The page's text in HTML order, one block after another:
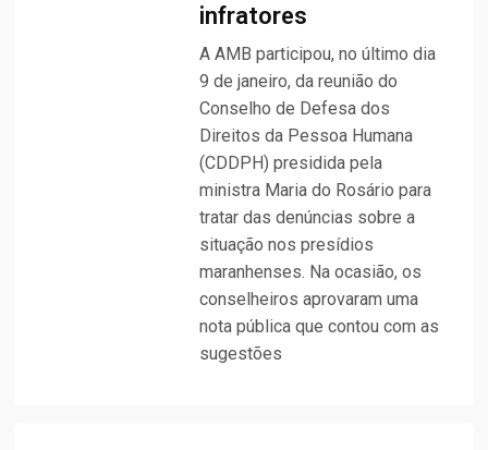
infratores
A AMB participou, no último dia
9 de janeiro, da reunião do
Conselho de Defesa dos
Direitos da Pessoa Humana
(CDDPH) presidida pela
ministra Maria do Rosário para
tratar das denúncias sobre a
situação nos presídios
maranhenses. Na ocasião, os
conselheiros aprovaram uma
nota pública que contou com as
sugestões